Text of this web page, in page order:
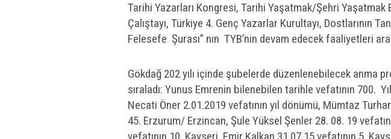
Tarihi Yazarları Kongresi, Tarihi Yaşatmak/Şehri Yaşatmak
Çalıştayı, Türkiye 4. Genç Yazarlar Kurultayı, Dostlarının
Felesefe Şurası” nın TYB’nin devam edecek faaliyetleri
Gökdağ 202 yılı içinde şubelerde düzenlenebilecek anma
sıraladı: Yunus Emrenin bilenebilen tarihle vefatının 700.
Necati Öner 2.01.2019 vefatının yıl dönümü, Mümtaz
45. Erzurum/ Erzincan, Şule Yüksel Şenler 28. 08. 19